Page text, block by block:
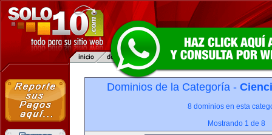
Dominios de la Categoría -
8 dominios en esta
Mostrando 1 de 8